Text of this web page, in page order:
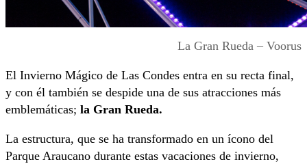
La Gran Rueda – Voorus
El Invierno Mágico de Las Condes entra en su recta final,
y con él también se despide una de sus atracciones más
emblemáticas; la Gran Rueda.
La estructura, que se ha transformado en un ícono del
Parque Araucano durante estas vacaciones de invierno,